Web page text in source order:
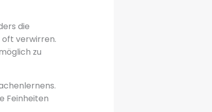
die
oft verwirren.
zu
Feinheiten